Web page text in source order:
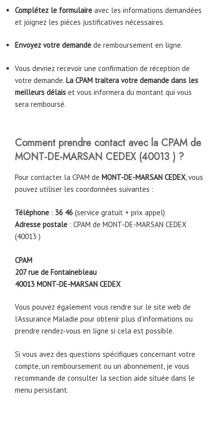
Complétez le formulaire avec les informations demandées
et joignez les pièces justificatives nécessaires.
Envoyez votre demande de remboursement en ligne.
Vous devriez recevoir une confirmation de réception de
votre demande. La CPAM traitera votre demande dans les
meilleurs délais et vous informera du montant qui vous
sera remboursé.
Comment prendre contact avec la CPAM de
MONT-DE-MARSAN CEDEX (40013 ) ?
Pour contacter la CPAM de MONT-DE-MARSAN CEDEX, vous
pouvez utiliser les coordonnées suivantes :
Téléphone : 36 46 (service gratuit + prix appel)
Adresse postale : CPAM de MONT-DE-MARSAN CEDEX
(40013 )
CPAM
207 rue de Fontainebleau
40013 MONT-DE-MARSAN CEDEX
Vous pouvez également vous rendre sur le site web de
l’Assurance Maladie pour obtenir plus d’informations ou
prendre rendez-vous en ligne si cela est possible.
Si vous avez des questions spécifiques concernant votre
compte, un remboursement ou un abonnement, je vous
recommande de consulter la section aide située dans le
menu persistant.